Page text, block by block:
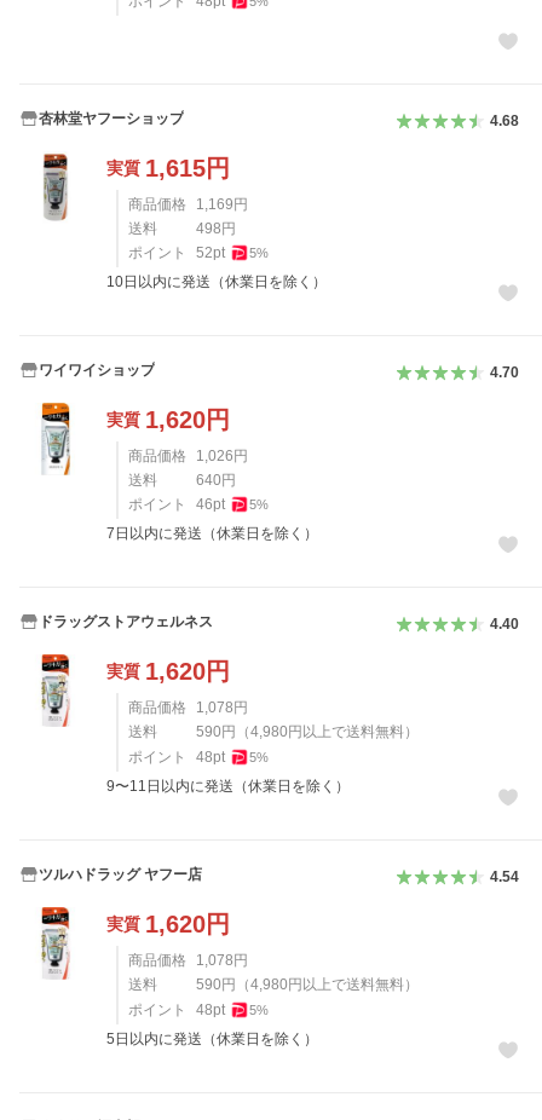
杏林堂ヤフーショップ 4.68
実質 1,615円
商品価格 1,169 円
送料
498 円
ポイント
52pt 5%
10日以内に発送（休業日を除く）
ワイワイショップ 4.70
実質 1,620円
商品価格 1,026 円
送料
640 円
ポイント
46pt 5%
7日以内に発送（休業日を除く）
ドラッグストアウェルネス 4.40
実質 1,620円
商品価格 1,078 円
送料
590 円 （4,980 円以上で送料無料）
ポイント
48pt 5%
9〜11日以内に発送（休業日を除く）
ツルハドラッグ ヤフー店 4.54
実質 1,620円
商品価格 1,078 円
送料
590 円 （4,980 円以上で送料無料）
ポイント
48pt 5%
5日以内に発送（休業日を除く）